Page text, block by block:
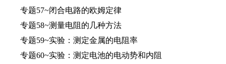
专题57~闭合电路的欧姆定律
专题58~测量电阻的几种方法
专题59~实验：测定金属的电阻率
专题60~实验：测定电池的电动势和内阻